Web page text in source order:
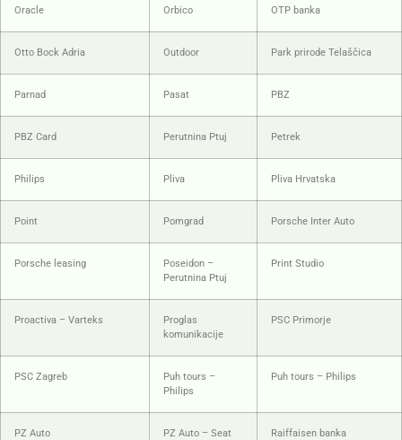
Oracle Orbico OTP banka
Otto Bock Adria Outdoor Park prirode Telaščica
Parnad Pasat PBZ
PBZ Card Perutnina Ptuj Petrek
Philips Pliva Pliva Hrvatska
Point Pomgrad Porsche Inter Auto
Porsche leasing
Poseidon –
Perutnina Ptuj
Print Studio
Proactiva – Varteks
Proglas
komunikacije
PSC Primorje
PSC Zagreb
Puh tours –
Philips
Puh tours – Philips
PZ Auto PZ Auto – Seat Raiffaisen banka